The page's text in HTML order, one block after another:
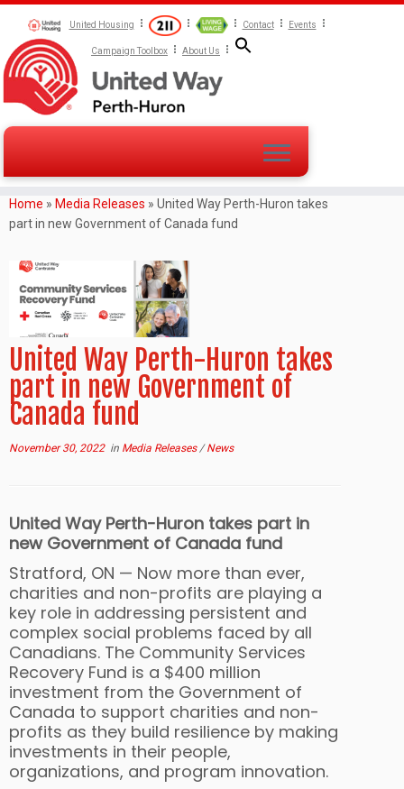
United Housing Contact Events
Campaign Toolbox About Us
Home » Media Releases » United Way Perth-Huron takes
part in new Government of Canada fund
United Way Perth-Huron takes
part in new Government of
Canada fund
November 30, 2022in Media Releases/News
United Way Perth-Huron takes part in
new Government of Canada fund
Stratford, ON — Now more than ever,
charities and non-profits are playing a
key role in addressing persistent and
complex social problems faced by all
Canadians. The Community Services
Recovery Fund is a $400 million
investment from the Government of
Canada to support charities and non-
profits as they build resilience by making
investments in their people,
organizations, and program innovation.